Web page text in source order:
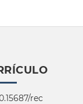
rec